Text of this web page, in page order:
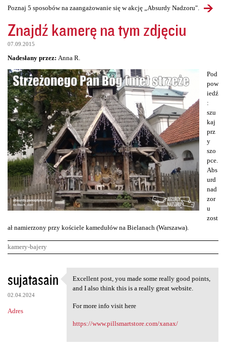
Poznaj 5 sposobów na zaangażowanie się w akcję „Absurdy Nadzoru".
Znajdź kamerę na tym zdjęciu
07.09.2015
Nadesłany przez: Anna R.
Pod
pow
iedź
:
szu
kaj
prz
y
szo
pce.
Abs
urd
nad
zor
u
zost
ał namierzony przy kościele kamedułów na Bielanach (Warszawa).
kamery-bajery
K
o
m
e
sujatasain
02.04.2024
Adres
Excellent post, you made some
Excellent post, you made some really good points,
and I also think this is a really great website.
For more info visit here
https://www.pillsmartstore.com/xanax/